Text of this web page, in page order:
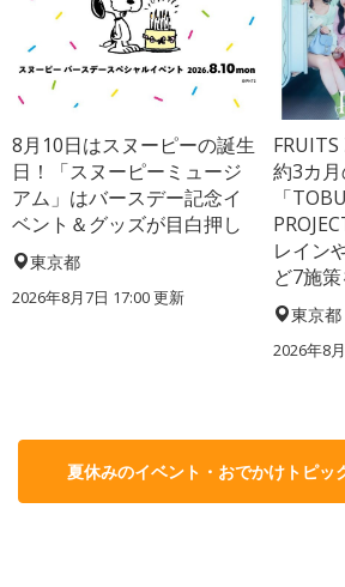
8月10日はスヌーピーの誕生
日！「スヌーピーミュージ
アム」はバースデー記念イ
ベント＆グッズが目白押し
東京都
2026年8月7日 17:00更新
FRUITS
約3カ
「
レイン
ど7施
東京都
2026年8
夏休みのイベント・おでかけトピッ